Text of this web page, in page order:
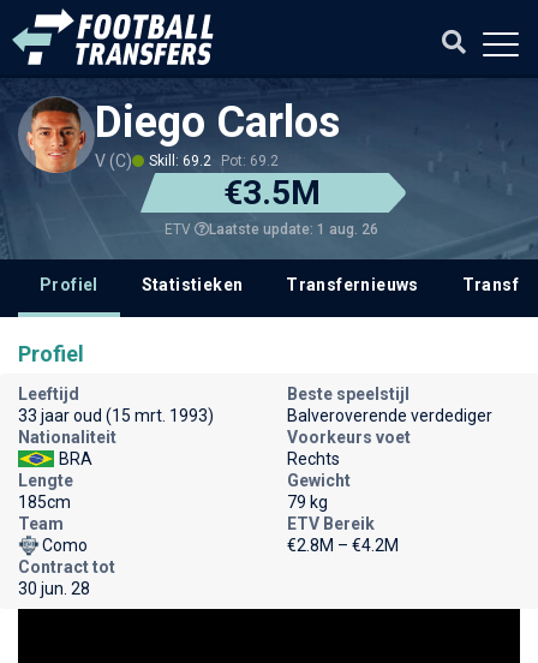
Diego Carlos
V (C) Skill: 69.2 Pot: 69.2
€3.5M
ETV Laatste update: 1 aug. 26
Profiel Statistieken Transfernieuws
Profiel
Leeftijd
33 jaar oud (15 mrt. 1993)
Beste speelstijl
Balveroverende verdediger
Nationaliteit
BRA
Voorkeurs voet
Rechts
Lengte
185cm
Gewicht
79 kg
Team
Como
ETV Bereik
€2.8M – €4.2M
Contract tot
30 jun. 28